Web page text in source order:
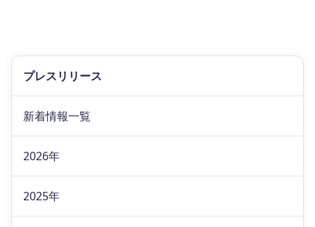
プレスリリース
新着情報一覧
2026年
2025年